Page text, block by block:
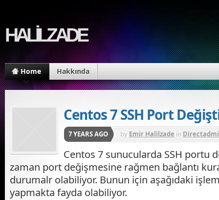
HALİLZADE
Home Hakkında
Centos 7 SSH Port
7 YEARS AGO by Emir Halilzade in
,WHM - cPanel
Centos 7 sunucularda SSH portu
zaman port değişmesine rağmen bağlantı
durumalr olabiliyor. Bunun için aşağıdaki
yapmakta fayda olabiliyor.